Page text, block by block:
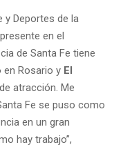
y Deportes de la
en el
de Santa Fe tiene
en Rosario y El
atracción. Me
Fe se puso como
en un gran
hay trabajo”,